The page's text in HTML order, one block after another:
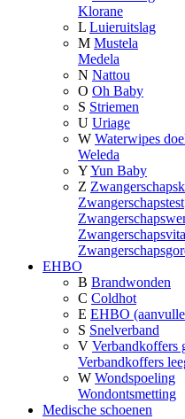
Klorane
L Luieruitslag
M Mustela
Medela
N Nattou
O Oh Baby
S Striemen
U Uriage
W Waterwipes
Weleda
YYun Baby
Z
Zwangerschapstest
EHBO
B Brandwonden
C Coldhot
E EHBO
S Snelverband
V Verbandkoffers
Verbandkoffers
W Wondspoeling
Wondontsmetting
Medische schoenen